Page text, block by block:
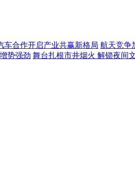
车合作开启产业共赢新格局 航天竞争
势强劲 舞台扎根市井烟火 解锁夜间